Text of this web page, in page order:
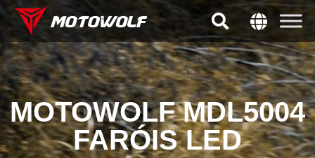
MOTOWOLF MDL5004
FARÓIS LED